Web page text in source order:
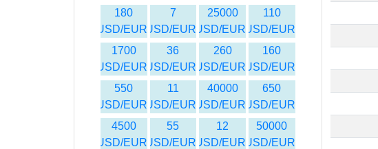
110
USD/EUR
25000
USD/EUR
7
USD/EUR
180
USD/EUR
160
USD/EUR
260
USD/EUR
36
USD/EUR
1700
USD/EUR
650
USD/EUR
40000
USD/EUR
11
USD/EUR
550
USD/EUR
50000
USD/EUR
12
USD/EUR
55
USD/EUR
4500
USD/EUR